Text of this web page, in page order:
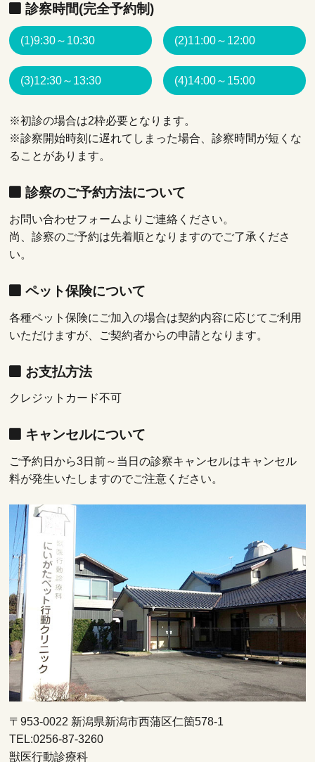
診察時間(完全予約制)
(1)9:30～10:30 (2)11:00～12:00
(3)12:30～13:30 (4)14:00～15:00
※初診の場合は2枠必要となります。
※診察開始時刻に遅れてしまった場合、診察時間が短くな
ることがあります。
診察のご予約方法について
お問い合わせフォームよりご連絡ください。
尚、診察のご予約は先着順となりますのでご了承くださ
い。
ペット保険について
各種ペット保険にご加入の場合は契約内容に応じてご利用
いただけますが、ご契約者からの申請となります。
お支払方法
クレジットカード不可
キャンセルについて
ご予約日から3日前～当日の診察キャンセルはキャンセル
料が発生いたしますのでご注意ください。
〒953-0022 新潟県新潟市西蒲区仁箇578-1
TEL:0256-87-3260
獣医行動診療科